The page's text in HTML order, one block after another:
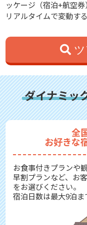
ッケージ（宿泊+航空券
リアルタイムで変動す
ダイナミッ
全
お好きな
お食事付きプランや
早割プランなど、お
をお選びください。
宿泊日数は最大9泊ま